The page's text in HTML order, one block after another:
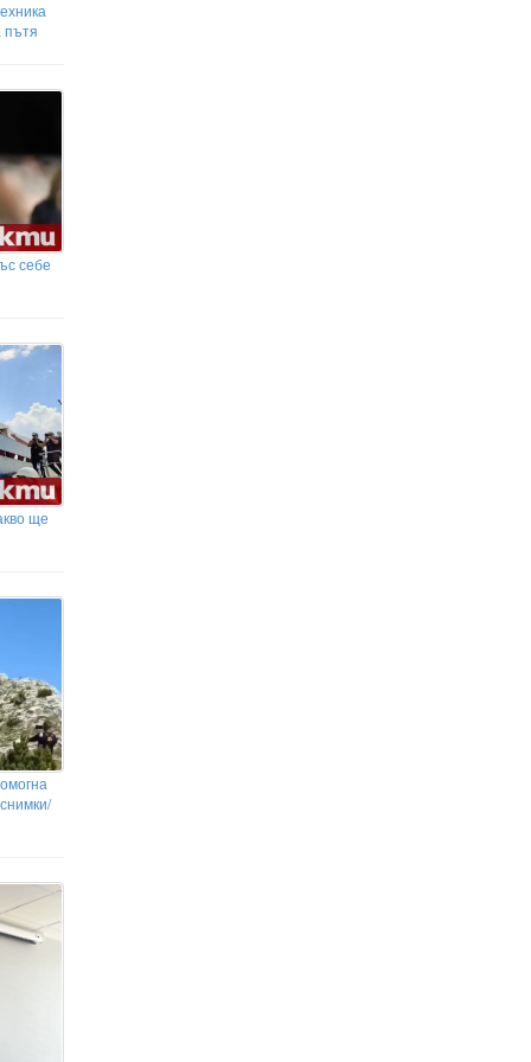
пътя
себе
ще